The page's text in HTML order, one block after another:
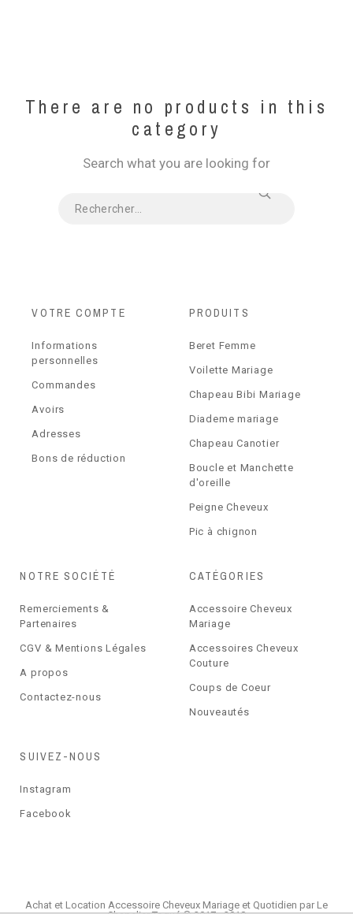
There are no products in this
category
Search what you are looking for
VOTRE COMPTE
Informations
personnelles
Commandes
Avoirs
Adresses
Bons de réduction
PRODUITS
Beret Femme
Voilette Mariage
Chapeau Bibi Mariage
Diademe mariage
Chapeau Canotier
Boucle et Manchette
d'oreille
Peigne Cheveux
Pic à chignon
NOTRE SOCIÉTÉ
Remerciements &
Partenaires
CGV & Mentions Légales
A propos
Contactez-nous
CATÉGORIES
Accessoire Cheveux
Mariage
Accessoires Cheveux
Couture
Coups de Coeur
Nouveautés
SUIVEZ-NOUS
Instagram
Facebook
Achat et Location Accessoire Cheveux Mariage et Quotidien par Le